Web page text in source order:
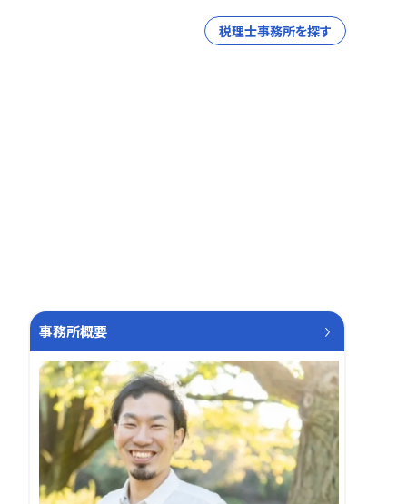
税理士事務所を探す
事務所概要